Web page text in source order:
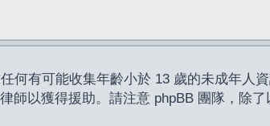
何有可能收集年齡小於 13 歲的未成年人
以獲得援助。請注意 phpBB 團隊，除